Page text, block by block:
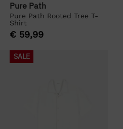
Pure Path
Pure Path Rooted Tree T-
Shirt
€ 59,99
SALE